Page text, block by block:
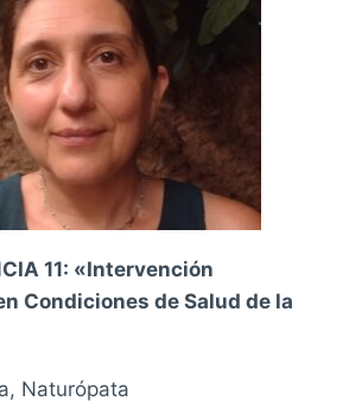
11: «Intervención
Condiciones de Salud de la
Naturópata